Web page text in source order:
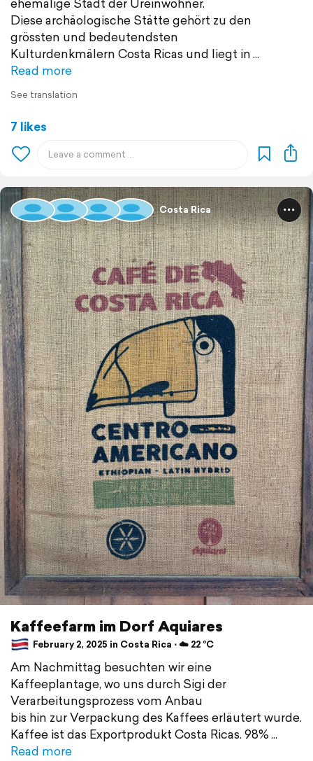
Diese archäologische Stätte gehört zu den
grössten und bedeutendsten
Kulturdenkmälern Costa Ricas und liegt in
Read more
See translation
7 likes
Costa Rica
Kaffeefarm im Dorf Aquiares
February 2, 2025 in Costa Rica ⋅ ☁️ 22 °C
Am Nachmittag besuchten wir eine
Kaffeeplantage, wo uns durch Sigi der
Verarbeitungsprozess vom Anbau
bis hin zur Verpackung des Kaffees erläutert wurde.
Kaffee ist das Exportprodukt Costa Ricas. 98%
Read more